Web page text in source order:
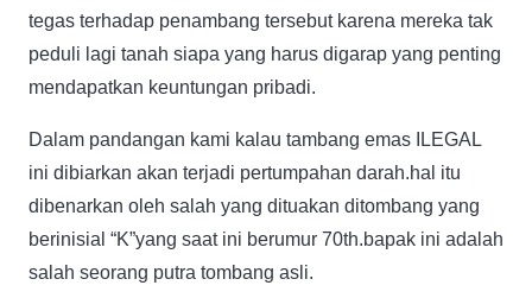
tegas terhadap penambang tersebut karena mereka tak
peduli lagi tanah siapa yang harus digarap yang penting
mendapatkan keuntungan pribadi.
Dalam pandangan kami kalau tambang emas ILEGAL
ini dibiarkan akan terjadi pertumpahan darah.hal itu
dibenarkan oleh salah yang dituakan ditombang yang
berinisial “K”yang saat ini berumur 70th.bapak ini adalah
salah seorang putra tombang asli.